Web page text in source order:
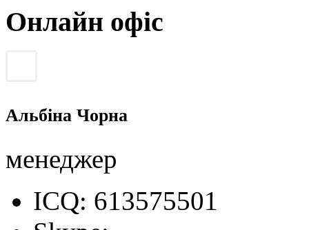
Онлайн офіс
Альбіна Чорна
менеджер
ICQ: 613575501